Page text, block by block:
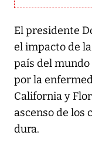
El presidente
el impacto de
país del
por la
California y
ascenso de los
dura.